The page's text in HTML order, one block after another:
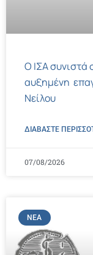
Ο ΙΣΑ συνιστά
αυξημένη
Νείλου
ΔΙΑΒΑΣΤΕ
07/08/2026
ΝΈΑ